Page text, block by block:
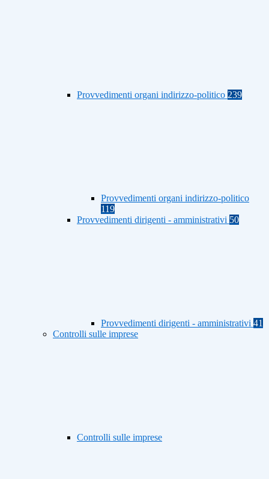
Provvedimenti organi indirizzo-politico 239
Provvedimenti organi indirizzo-politico
119
Provvedimenti dirigenti - amministrativi 50
Provvedimenti dirigenti - amministrativi 41
Controlli sulle imprese
Controlli sulle imprese